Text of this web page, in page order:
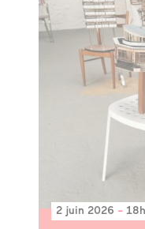
2 juin 2026 -